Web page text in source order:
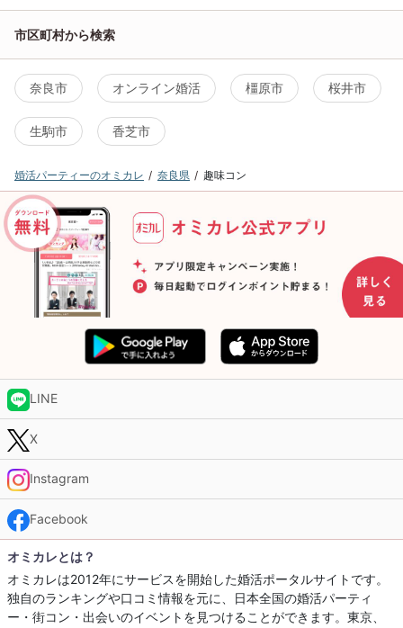
市区町村から検索
奈良市 オンライン婚活 橿原市 桜井市
生駒市 香芝市
婚活パーティーのオミカレ 奈良県 趣味コン
LINE
X
Instagram
Facebook
オミカレとは？
オミカレは2012年にサービスを開始した婚活ポータルサイトです。
独自のランキングや口コミ情報を元に、日本全国の婚活パーティ
ー・街コン・出会いのイベントを見つけることができます。東京、